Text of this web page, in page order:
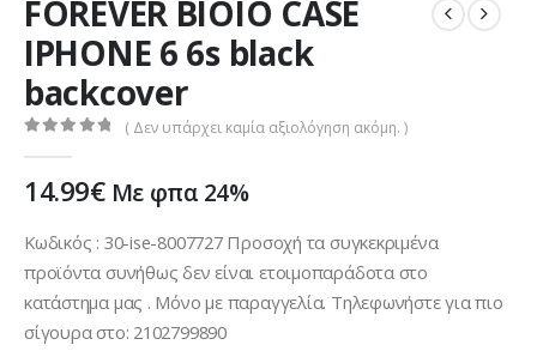
FOREVER BIOIO CASE
IPHONE 6 6s black
backcover
( Δεν υπάρχει καμία αξιολόγηση ακόμη. )
14.99€ Με φπα 24%
Κωδικός : 30-ise-8007727 Προσοχή τα συγκεκριμένα
προϊόντα συνήθως δεν είναι ετοιμοπαράδοτα στο
κατάστημα μας . Μόνο με παραγγελία. Τηλεφωνήστε για πιο
σίγουρα στο: 2102799890